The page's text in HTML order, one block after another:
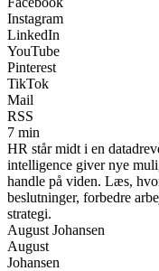
Instagram
LinkedIn
YouTube
Pinterest
TikTok
Mail
RSS
7 min
HR står midt i en
intelligence giver nye
handle på viden. Læs,
beslutninger, forbedre
strategi.
August Johansen
August
Johansen